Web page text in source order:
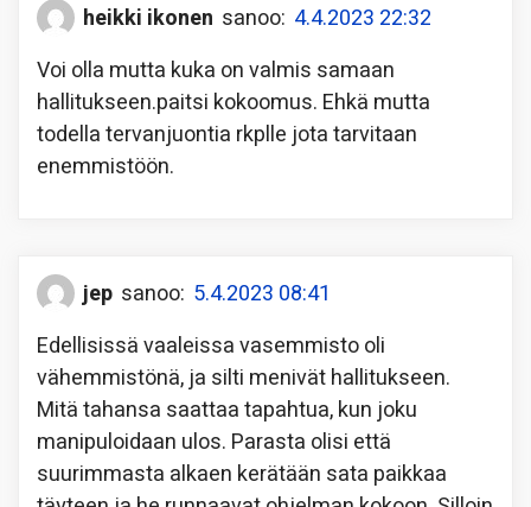
heikki ikonen sanoo: 4.4.2023 22:32
Voi olla mutta kuka on valmis samaan
hallitukseen.paitsi kokoomus. Ehkä mutta
todella tervanjuontia rkplle jota tarvitaan
enemmistöön.
jep sanoo: 5.4.2023 08:41
Edellisissä vaaleissa vasemmisto oli
vähemmistönä, ja silti menivät hallitukseen.
Mitä tahansa saattaa tapahtua, kun joku
manipuloidaan ulos. Parasta olisi että
suurimmasta alkaen kerätään sata paikkaa